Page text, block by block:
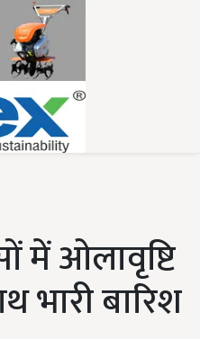
में ओलावृष्टि
बारिश